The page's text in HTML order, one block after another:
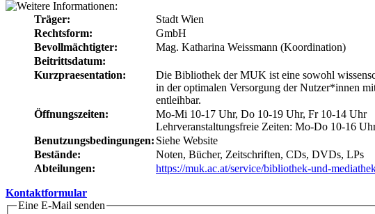
Träger:
Stadt Wien
Rechtsform:
GmbH
Bevollmächtigter:
Mag. Katharina Weissmann (Koordination)
Beitrittsdatum:
Kurzpraesentation:
Die Bibliothek der MUK ist eine sowohl
in der optimalen Versorgung der Nutzer*innen
entleihbar.
Öffnungszeiten:
Mo-Mi 10-17 Uhr, Do 10-19 Uhr, Fr 10-14 Uhr
Lehrveranstaltungsfreie Zeiten: Mo-Do 10-16
Benutzungsbedingungen: Siehe Website
Bestände:
Noten, Bücher, Zeitschriften, CDs, DVDs, LPs
Abteilungen:
https://muk.ac.at/service/bibliothek-und-
Kontaktformular
Eine E-Mail senden